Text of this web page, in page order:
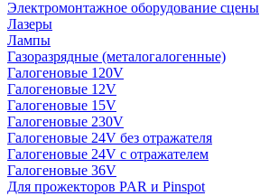
Электромонтажное оборудование сцены
Лазеры
Лампы
Газоразрядные (металогалогенные)
Галогеновые 120V
Галогеновые 12V
Галогеновые 15V
Галогеновые 230V
Галогеновые 24V без отражателя
Галогеновые 24V с отражателем
Галогеновые 36V
Для прожекторов PAR и Pinspot